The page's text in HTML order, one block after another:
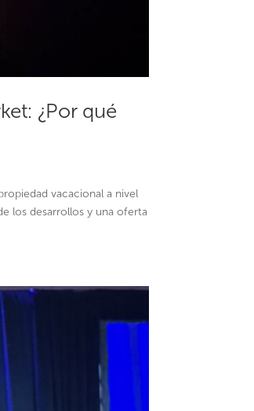
¿Por qué
vacacional a nivel
los desarrollos y una oferta